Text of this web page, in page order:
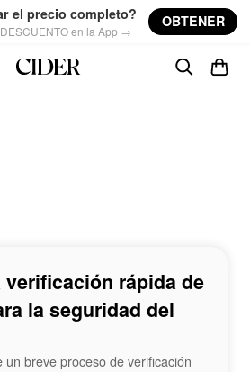
el precio completo?
en la App →
OBTENER
verificación rápida de
la seguridad del
un breve proceso de verificación